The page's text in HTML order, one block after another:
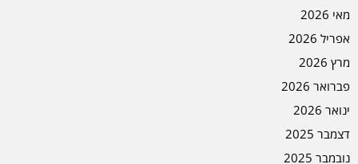
מאי 2026
אפריל 2026
מרץ 2026
פברואר 2026
ינואר 2026
דצמבר 2025
נובמבר 2025